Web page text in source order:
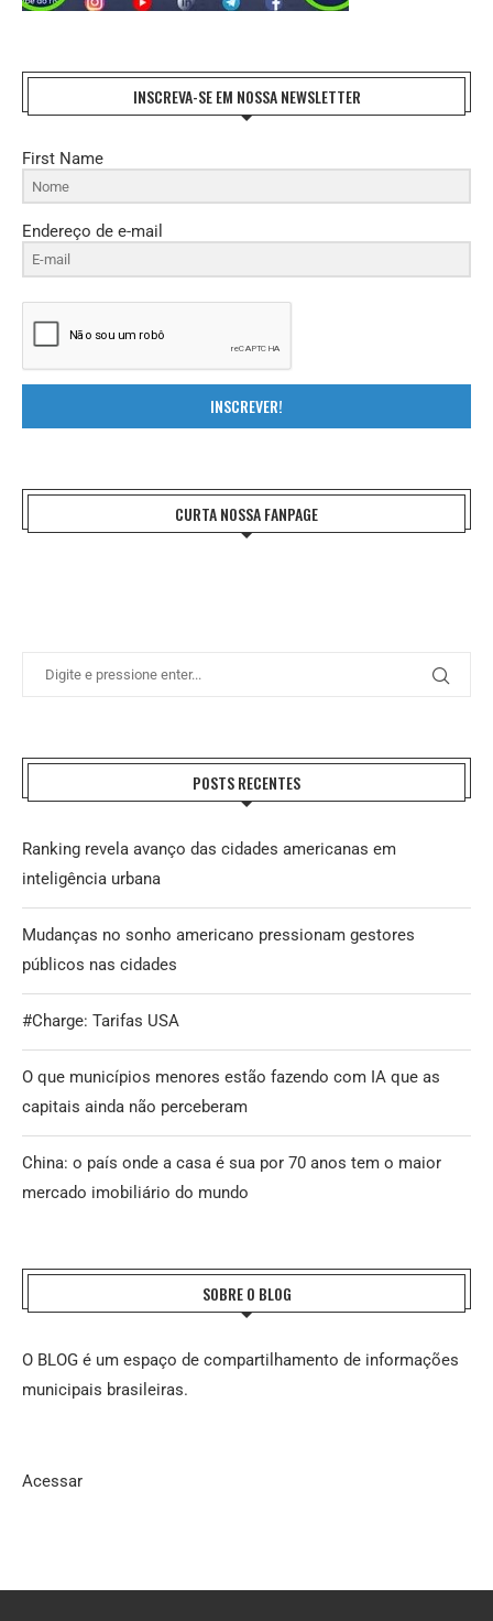
INSCREVA-SE EM NOSSA NEWSLETTER
First Name
Endereço de e-mail
INSCREVER!
CURTA NOSSA FANPAGE
POSTS RECENTES
Ranking revela avanço das cidades americanas em
inteligência urbana
Mudanças no sonho americano pressionam gestores
públicos nas cidades
#Charge: Tarifas USA
O que municípios menores estão fazendo com IA que as
capitais ainda não perceberam
China: o país onde a casa é sua por 70 anos tem o maior
mercado imobiliário do mundo
SOBRE O BLOG
O BLOG é um espaço de compartilhamento de informações
municipais brasileiras.
Acessar